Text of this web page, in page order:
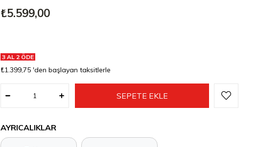
₺5.599,00
3 AL 2 ÖDE
₺1.399,75 'den başlayan taksitlerle
AYRICALIKLAR